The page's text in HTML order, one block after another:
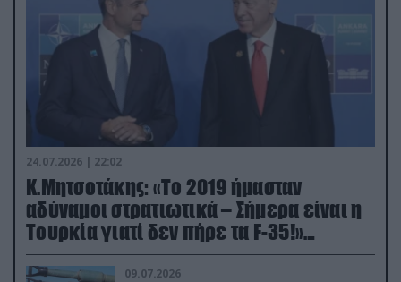
24.07.2026 | 22:02
Κ.Μητσοτάκης: «Το 2019 ήμασταν
αδύναμοι στρατιωτικά – Σήμερα είναι η
Τουρκία γιατί δεν πήρε τα F-35!»
(βίντεο)
09.07.2026